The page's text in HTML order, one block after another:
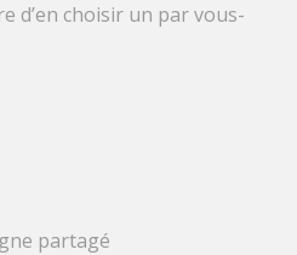
d’en choisir un par vous-
partagé